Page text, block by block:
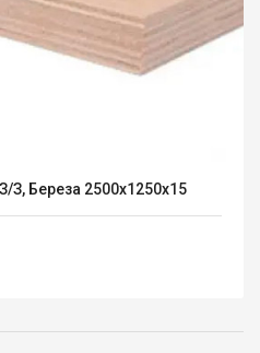
Береза 2500х1250х15